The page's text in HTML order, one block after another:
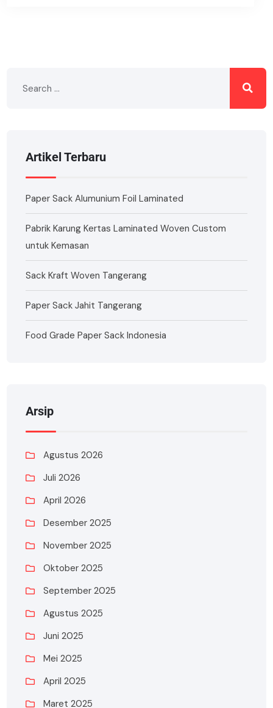
Artikel Terbaru
Paper Sack Alumunium Foil Laminated
Pabrik Karung Kertas Laminated Woven Custom
untuk Kemasan
Sack Kraft Woven Tangerang
Paper Sack Jahit Tangerang
Food Grade Paper Sack Indonesia
Arsip
Agustus 2026
Juli 2026
April 2026
Desember 2025
November 2025
Oktober 2025
September 2025
Agustus 2025
Juni 2025
Mei 2025
April 2025
Maret 2025